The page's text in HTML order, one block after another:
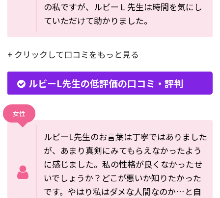
の私ですが、ルビーＬ先生は時間を気にし
ていただけて助かりました。
+ クリックして口コミをもっと見る
ルビーL先生の低評価の口コミ・評判
女性
ルビーL先生のお言葉は丁寧ではありました
が、あまり真剣にみてもらえなかったよう
に感じました。私の性格が良くなかったせ
いでしょうか？どこが悪いか知りたかった
です。やはり私はダメな人間なのか…と自